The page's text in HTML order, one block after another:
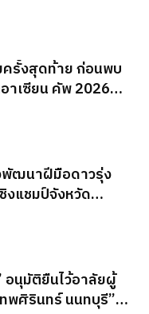
ครั้งสุดท้าย ก่อนพบ
าเซียน คัพ 2026
พัฒนาฝีมือดาวรุ่ง
งแชมป์จังหวัด
อนุมัติยืนไว้อาลัยผู้
ทพศิรินทร์ นนทบุรี”